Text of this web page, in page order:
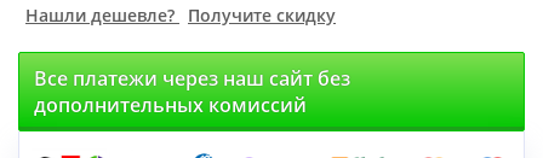
Нашли дешевле? Получите скидку
Все платежи через наш сайт без
дополнительных комиссий